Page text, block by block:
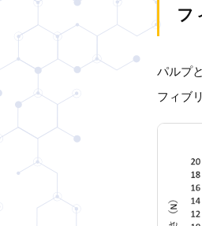
フ
パルプ
フィブ